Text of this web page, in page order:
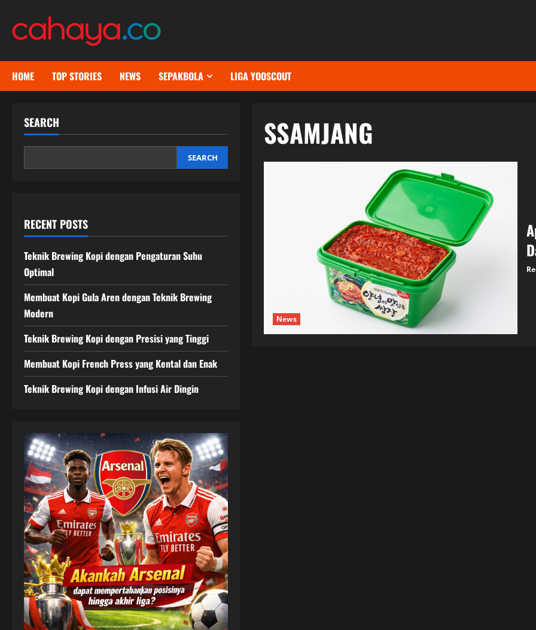
content
HOME TOP STORIES NEWS SEPAKBOLA LIGA YOOSCOUT
SSAMJANG
News
SEARCH
SEARCH
RECENT POSTS
Teknik Brewing Kopi dengan Pengaturan Suhu
Optimal
Membuat Kopi Gula Aren dengan Teknik Brewing
Modern
Teknik Brewing Kopi dengan Presisi yang Tinggi
Membuat Kopi French Press yang Kental dan Enak
Teknik Brewing Kopi dengan Infusi Air Dingin